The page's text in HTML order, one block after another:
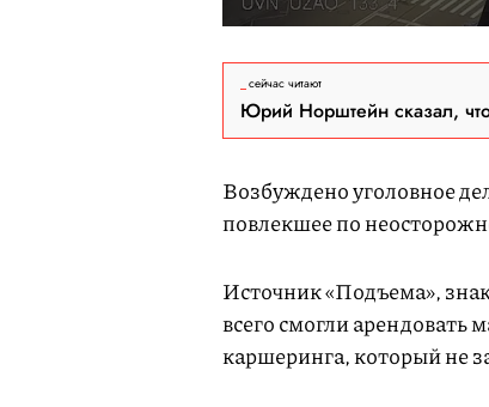
сейчас читают
Юрий Норштейн сказал,
Возбуждено уголовное
повлекшее по
Источник «Подъема»,
всего смогли
каршеринга, который не